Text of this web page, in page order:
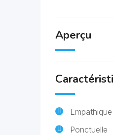
Aperçu
Empathique
Ponctuelle